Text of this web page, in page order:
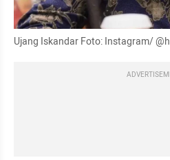
Ujang Iskandar Foto: Instagram/